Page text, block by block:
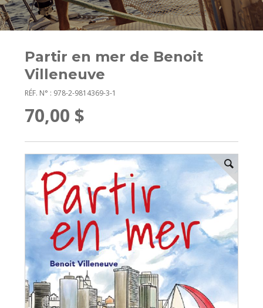
Partir en mer de Benoit
Villeneuve
RÉF. N° : 978-2-9814369-3-1
70,00 $